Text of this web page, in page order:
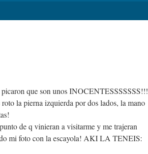
que son unos INOCENTESSSSSSS!!!
la pierna izquierda por dos lados, la mano
de q vinieran a visitarme y me trajeran
mi foto con la escayola! AKI LA TENEIS: